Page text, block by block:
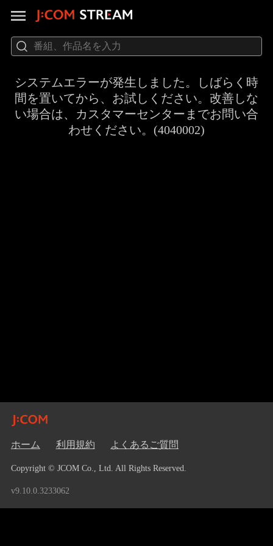
システムエラーが発生しました。しばらく時
間を置いてから、お試しください。改善しな
い場合は、カスタマーセンターまでお問い合
わせください。(4040002)
ホーム 利用規約 よくあるご質問
Copyright © JCOM Co., Ltd. All Rights Reserved.
v9.10.0.3233062